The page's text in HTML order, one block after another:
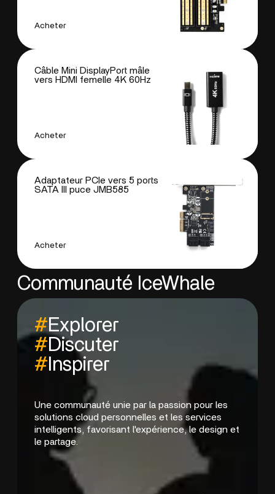
Acheter
Câble Mini DisplayPort mâle
vers HDMI femelle 4K 60Hz
Acheter
Adaptateur PCIe vers 5 ports
SATA III puce JMB585
Acheter
Communauté IceWhale
#Explorer
#Discuter
# Inspirer
Une communauté unie par la passion pour les
solutions cloud personnelles et les services
intelligents, favorisant l'expérience, le design et
le partage.